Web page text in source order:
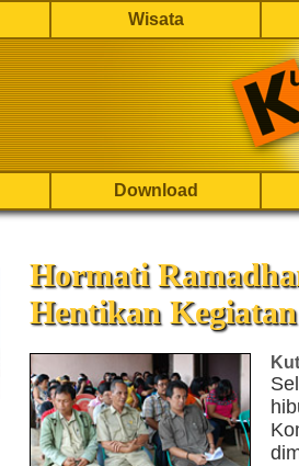
Wisata
Download
Hormati
Hentikan Kegiatan